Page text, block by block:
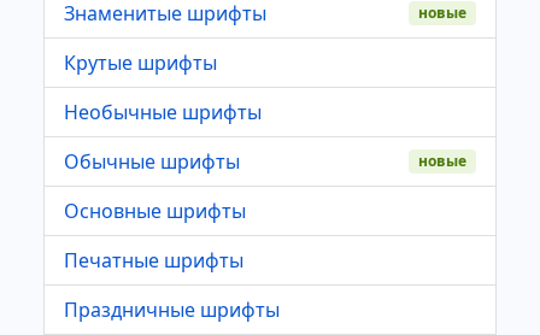
Знаменитые шрифты
новые
Крутые шрифты
Необычные шрифты
Обычные шрифты
новые
Основные шрифты
Печатные шрифты
Праздничные шрифты